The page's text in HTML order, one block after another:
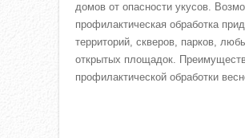
домов от опасности укусов.
профилактическая обработка
территорий, скверов, парков,
открытых площадок.
профилактической обработки